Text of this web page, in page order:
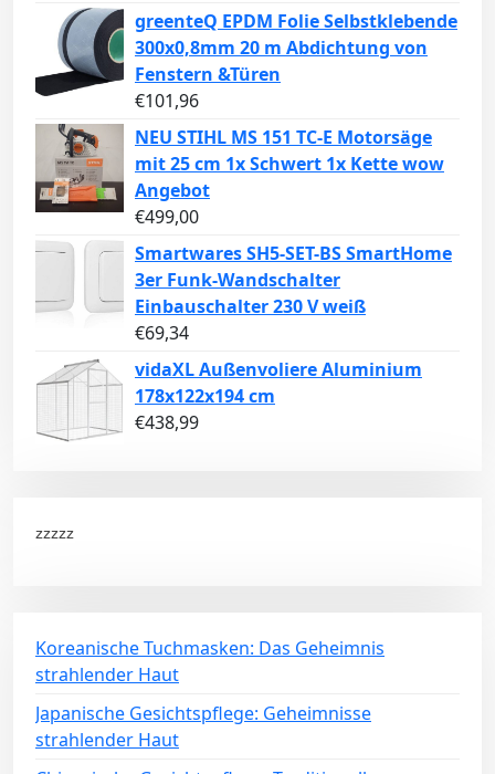
greenteQ EPDM Folie Selbstklebende
300x0,8mm 20 m Abdichtung von
Fenstern &Türen
€101,96
NEU STIHL MS 151 TC-E Motorsäge
mit 25 cm 1x Schwert 1x Kette wow
Angebot
€499,00
Smartwares SH5-SET-BS SmartHome
3er Funk-Wandschalter
Einbauschalter 230 V weiß
€69,34
vidaXL Außenvoliere Aluminium
178x122x194 cm
€438,99
zzzzz
Koreanische Tuchmasken: Das Geheimnis
strahlender Haut
Japanische Gesichtspflege: Geheimnisse
strahlender Haut